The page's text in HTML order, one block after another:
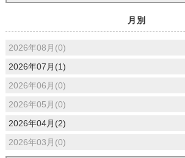
月別
2026年08月(0)
2026年07月(1)
2026年06月(0)
2026年05月(0)
2026年04月(2)
2026年03月(0)